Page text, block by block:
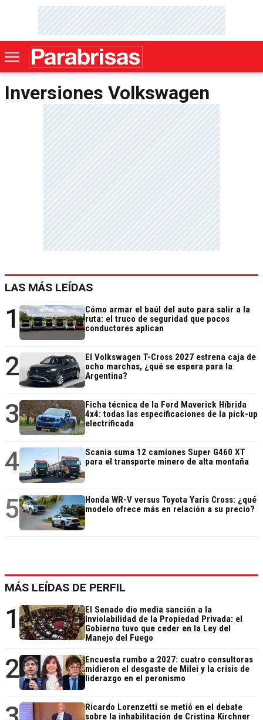
Inversiones Volkswagen
LAS MÁS LEÍDAS
1
Cómo armar el baúl del auto para salir a la
ruta: el truco de seguridad que pocos
conductores aplican
2
El Volkswagen T-Cross 2027 estrena caja de
ocho marchas, ¿qué se espera para la
Argentina?
3
Ficha técnica de la Ford Maverick Híbrida
4x4: todas las especificaciones de la pick-up
electrificada
4
Scania suma 12 camiones Super G460 XT
para el transporte minero de alta montaña
5
Honda WR-V versus Toyota Yaris Cross: ¿qué
modelo ofrece más en relación a su precio?
MÁS LEÍDAS DE PERFIL
1
El Senado dio media sanción a la
Inviolabilidad de la Propiedad Privada: el
Gobierno tuvo que ceder en la Ley del
Manejo del Fuego
2
Encuesta rumbo a 2027: cuatro consultoras
midieron el desgaste de Milei y la crisis de
liderazgo en el peronismo
Ricardo Lorenzetti se metió en el debate
sobre la inhabilitación de Cristina Kirchner